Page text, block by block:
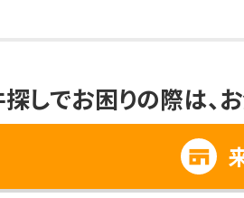
しでお困りの際は、